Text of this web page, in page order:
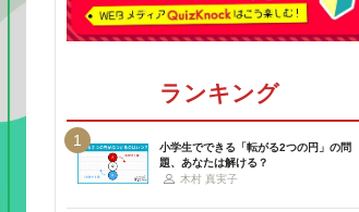
ランキング
1
小学生でできる「転がる2つの円」の問
題、あなたは解ける？
木村 真実子